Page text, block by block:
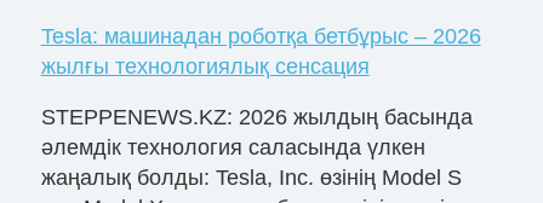
Tesla: машинадан роботқа бетбұрыс – 2026
жылғы технологиялық сенсация
STEPPENEWS.KZ: 2026 жылдың басында
әлемдік технология саласында үлкен
жаңалық болды: Tesla, Inc. өзінің Model S